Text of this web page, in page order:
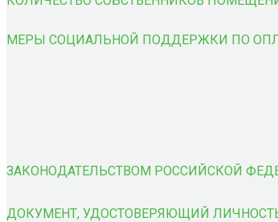
МЕРЫ СОЦИАЛЬНОЙ ПОДДЕРЖКИ ПО
ЗАКОНОДАТЕЛЬСТВОМ РОССИЙСКОЙ
ДОКУМЕНТ, УДОСТОВЕРЯЮЩИЙ